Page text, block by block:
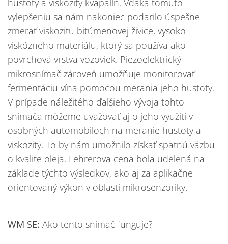
hustoty a viskozity kvapalín. Vďaka tomuto
vylepšeniu sa nám nakoniec podarilo úspešne
zmerať viskozitu bitúmenovej živice, vysoko
viskózneho materiálu, ktorý sa používa ako
povrchová vrstva vozoviek. Piezoelektrický
mikrosnímač zároveň umožňuje monitorovať
fermentáciu vína pomocou merania jeho hustoty.
V prípade náležitého ďalšieho vývoja tohto
snímača môžeme uvažovať aj o jeho využití v
osobných automobiloch na meranie hustoty a
viskozity. To by nám umožnilo získať spätnú väzbu
o kvalite oleja. Fehrerova cena bola udelená na
základe týchto výsledkov, ako aj za aplikačne
orientovaný výkon v oblasti mikrosenzoriky.
WM SE: Ako tento snímač funguje?